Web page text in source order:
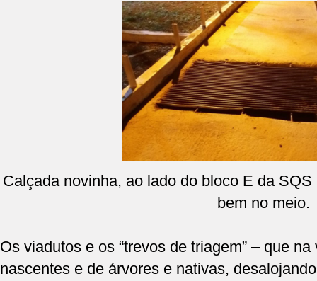
Calçada novinha, ao lado do bloco E da
bem no meio.
Os viadutos e os “trevos de triagem” – que
nascentes e de árvores e nativas,